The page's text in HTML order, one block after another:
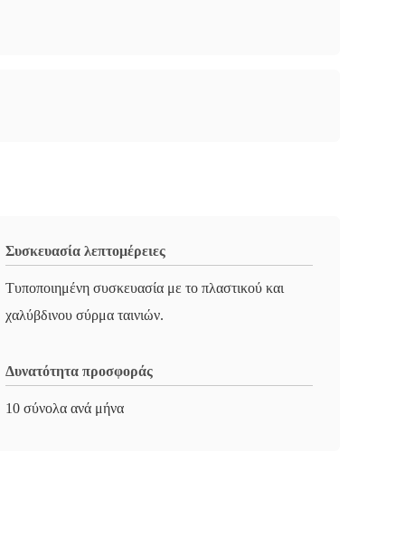
Συσκευασία λεπτομέρειες
Τυποποιημένη συσκευασία με το πλαστικού και
χαλύβδινου σύρμα ταινιών.
Δυνατότητα προσφοράς
10 σύνολα ανά μήνα